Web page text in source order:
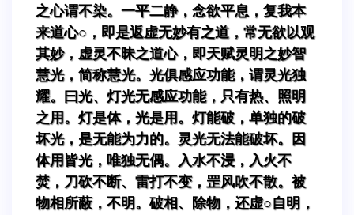
之心谓不染。一平二静，念欲平息，复我本
来道心○，即是返虚无妙有之道，常无欲以观
其妙，虚灵不昧之道心，即天赋灵明之妙智
慧光，简称慧光。光俱感应功能，谓灵光独
耀。曰光、灯光无感应功能，只有热、照明
之用。灯是体，光是用。灯能破，单独的破
坏光，是无能为力的。灵光无法能破坏。因
体用皆光，唯独无偶。入水不浸，入火不
焚，刀砍不断、雷打不变，罡风吹不散。被
物相所蔽，不明。破相、除物，还虚○自明，